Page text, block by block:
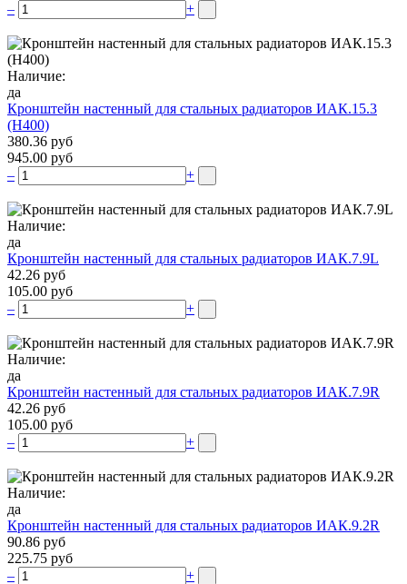
–
+
Наличие:
да
Кронштейн настенный для стальных радиаторов ИАК.15.3
(H400)
380.36 руб
945.00 руб
–
+
Наличие:
да
Кронштейн настенный для стальных радиаторов ИАК.7.9L
42.26 руб
105.00 руб
–
+
Наличие:
да
Кронштейн настенный для стальных радиаторов ИАК.7.9R
42.26 руб
105.00 руб
–
+
Наличие:
да
Кронштейн настенный для стальных радиаторов ИАК.9.2R
90.86 руб
225.75 руб
–
+